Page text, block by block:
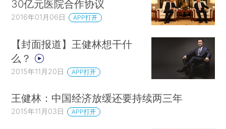
30亿元医院合作协议
2016年01月06日 APP打开
【封面报道】王健林想干什
么？
2015年11月20日 APP打开
王健林：中国经济放缓还要持续两三年
2015年11月03日 APP打开